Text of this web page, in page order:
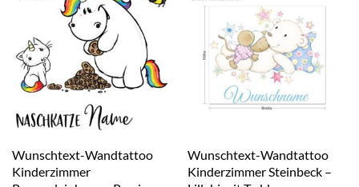
Wunschtext-Wandtattoo
Kinderzimmer
Wunschtext-Wandtattoo
Kinderzimmer Steinbeck –